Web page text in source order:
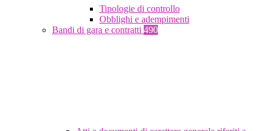
Tipologie di controllo
Obblighi e adempimenti
Bandi di gara e contratti 490